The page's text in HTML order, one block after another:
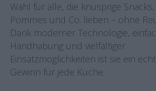
Wahl für alle, die knusprige Snacks,
Pommes und Co. lieben – ohne
Dank moderner Technologie,
Handhabung und vielfältiger
Einsatzmöglichkeiten ist sie ein
Gewinn für jede Küche.